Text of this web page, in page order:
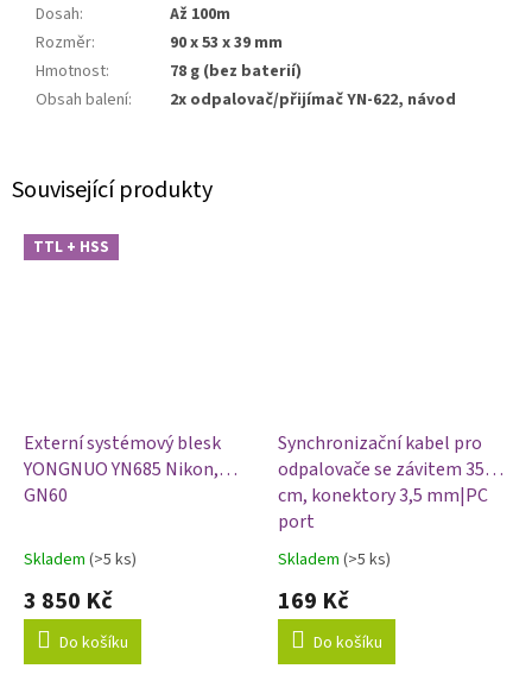
Související produkty
TTL + HSS
Externí systémový blesk
YONGNUO YN685 Nikon,
GN60
Průměrné
produktu
5,0
Skladem (>5 ks)
3 850 Kč
Do košíku
Synchronizační kabel pro
odpalovače se závitem 35
cm, konektory 3,5 mm|PC
port
Průměrné
hodnocení
produktu
5,0
Skladem (>5 ks)
169 Kč
Do košíku
Dosah:
Až 100m
Rozměr:
90 x 53 x 39 mm
Hmotnost:
78 g (bez baterií)
Obsah balení: 2x odpalovač/přijímač YN-622, návod